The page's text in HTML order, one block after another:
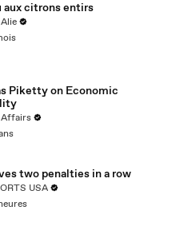
aux citrons entirs
Piketty on Economic
Affairs
two penalties in a row
USA